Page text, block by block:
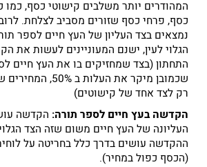
המהודרים יותר משלבים קישוטי כסף,
כסף, פרחי כסף שזורים מסביב לצלחת.
נמצאים בצד העליון של העץ חיים לספר
הגלוי לעין, ישנם המעוניינים לעשות את
התחתון (בצד שמחזיקים בו את העץ חיים
שכמובן מיקר את
רק לצד אחד של קישוטים)
הקדשה בעץ חיים לספר תורה: הקדשה
העליונה של העץ חיים משום שזה הצד
ההקדשה עושים בדרך כלל בחריטה על
(הכסף כפול במחיר).